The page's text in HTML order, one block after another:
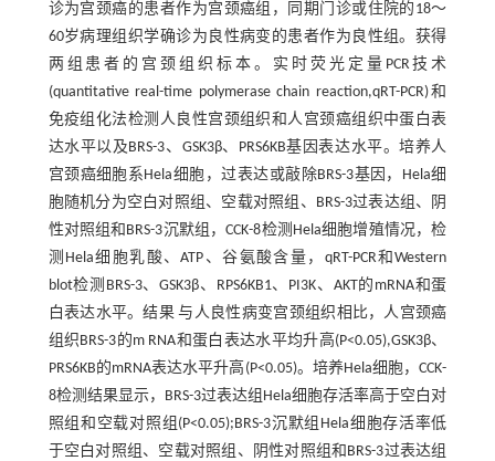
诊为宫颈癌的患者作为宫颈癌组，同期门诊或住院的18～
60岁病理组织学确诊为良性病变的患者作为良性组。获得
两组患者的宫颈组织标本。实时荧光定量PCR技术
(quantitative real-time polymerase chain reaction,qRT-PCR)和
免疫组化法检测人良性宫颈组织和人宫颈癌组织中蛋白表
达水平以及BRS-3、GSK3β、PRS6KB基因表达水平。培养人
宫颈癌细胞系Hela细胞，过表达或敲除BRS-3基因，Hela细
胞随机分为空白对照组、空载对照组、BRS-3过表达组、阴
性对照组和BRS-3沉默组，CCK-8检测Hela细胞增殖情况，检
测Hela细胞乳酸、ATP、谷氨酸含量，qRT-PCR和Western
blot检测BRS-3、GSK3β、RPS6KB1、PI3K、AKT的mRNA和蛋
白表达水平。结果 与人良性病变宫颈组织相比，人宫颈癌
组织BRS-3的m RNA和蛋白表达水平均升高(P<0.05),GSK3β、
PRS6KB的mRNA表达水平升高(P<0.05)。培养Hela细胞，CCK-
8检测结果显示，BRS-3过表达组Hela细胞存活率高于空白对
照组和空载对照组(P<0.05);BRS-3沉默组Hela细胞存活率低
于空白对照组、空载对照组、阴性对照组和BRS-3过表达组